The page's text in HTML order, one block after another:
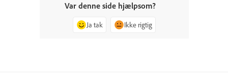
Var denne side hjælpsom?
Ja tak Ikke rigtig